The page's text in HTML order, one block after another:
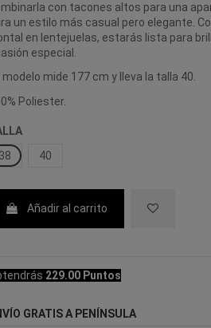
con tacones altos para una
un estilo más casual pero elegante.
en lentejuelas, estarás lista para
especial.
modelo mide 177 cm y lleva la talla 40.
Poliester.
38
40
Añadir al carrito
229.00 Puntos
GRATIS A PENÍNSULA